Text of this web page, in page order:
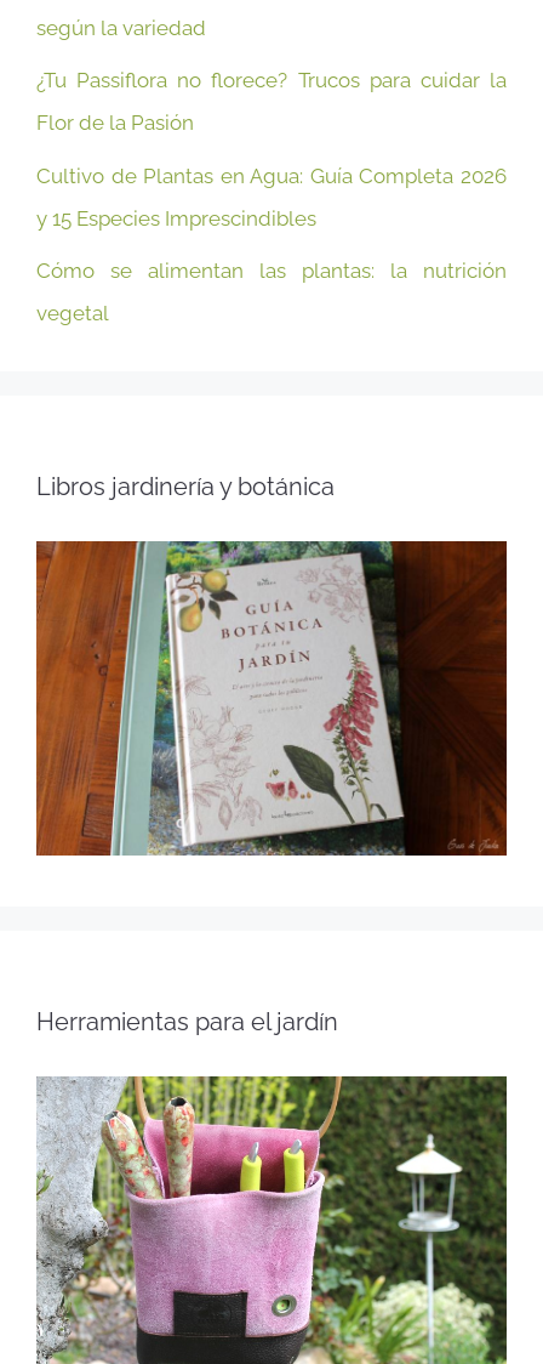
según la variedad
¿Tu Passiflora no florece? Trucos para cuidar la
Flor de la Pasión
Cultivo de Plantas en Agua: Guía Completa 2026
y 15 Especies Imprescindibles
Cómo se alimentan las plantas: la nutrición
vegetal
Libros jardinería y botánica
Herramientas para el jardín